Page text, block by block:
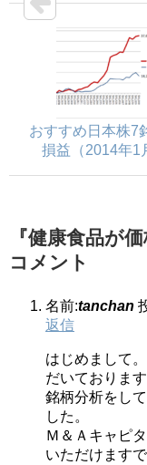
おすすめ日本株7
損益（2014年1
『健康食品が
コメント
名前:tanchan
返信
はじめまして
だいております
銘柄分析をし
した。
Ｍ＆Ａキャピ
いただけますで